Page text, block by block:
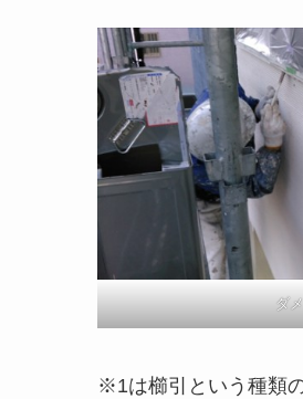
ダ
※1は櫛引という種類